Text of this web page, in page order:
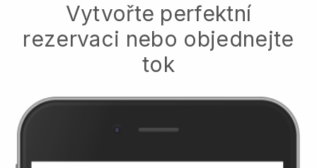
Vytvořte perfektní
rezervaci nebo objednejte
tok